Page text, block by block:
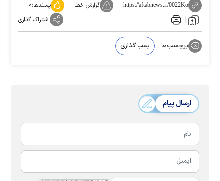
https://aftabnews.ir/0022Ko گزارش خطا پسندها:۰
اشتراک گذاری
برچسب‌ها: بمب گذاری
ارسال پیام